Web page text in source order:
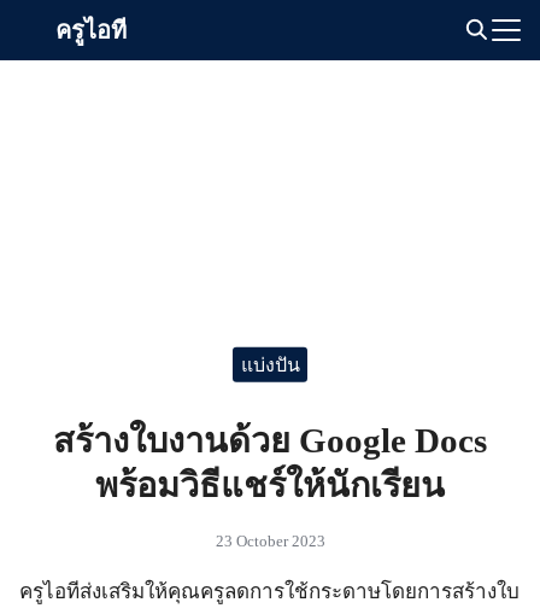
ครูไอที
แบ่งปัน
สร้างใบงานด้วย Google Docs
พร้อมวิธีแชร์ให้นักเรียน
23 October 2023
ครูไอทีส่งเสริมให้คุณครูลดการใช้กระดาษโดยการสร้างใบ